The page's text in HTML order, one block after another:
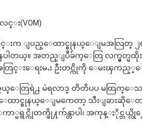
း(VOM)
က ျပည္ေထာင္စုနယ္ေျမအလြတ္ ၂၈
နပါတယ္။ အတည္ျပဳခ်က္ေတြ လက္မွတ္မ
ြင္းေရးမႉး ဦးတင္ကိုကို ေမးၾကည့္
လွယ္ေတြရဲ႕ မဲရလာဒ္ တိတိပပ မထြ
ထာင္စုနယ္ေျမကေတာ့ သီးျခားဆိုေတာ့
ရွင္ကိုတက္ဖို႔က်န္တာပါ၊ အကုန္ႏိုင္တယ္လို႔ေ